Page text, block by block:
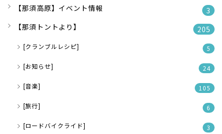
【那須高原】イベント情報
3
【那須トントより】
205
[クランブルレシピ] 5
[お知らせ] 24
[音楽] 105
[旅行] 6
[ロードバイクライド] 3